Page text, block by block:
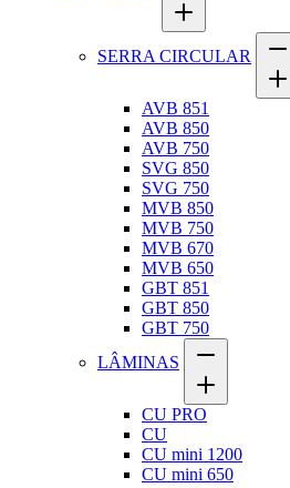
SERRA CIRCULAR
AVB 851
AVB 850
AVB 750
SVG 850
SVG 750
MVB 850
MVB 750
MVB 670
MVB 650
GBT 851
GBT 850
GBT 750
LÂMINAS
CU PRO
CU
CU mini 1200
CU mini 650